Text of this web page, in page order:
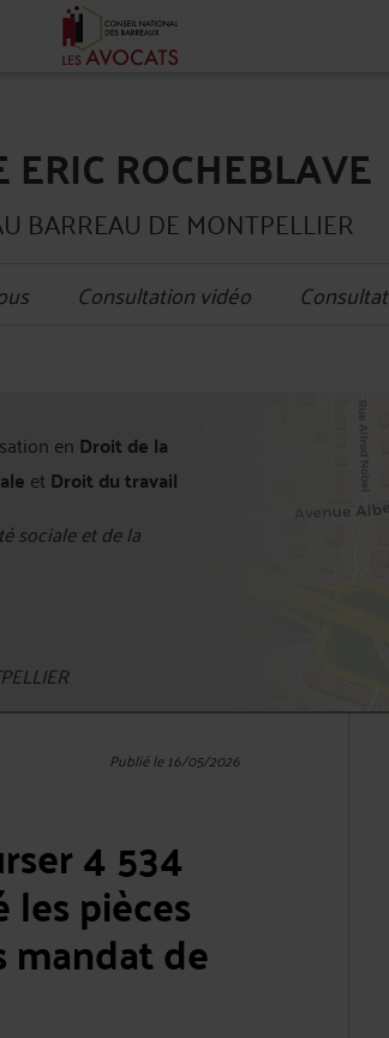
ERIC ROCHEBLAVE
BARREAU DE MONTPELLIER
Consultation vidéo
en Droit de la
etDroit du travail
sociale et de la
Publié le 16/05/2026
4 534
pièces
mandat de